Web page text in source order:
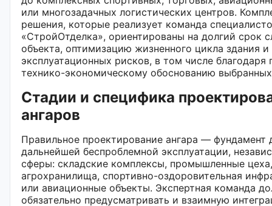
или многозадачных логистических центров.
решения, которые реализует команда
«СтройОтделка», ориентированы на долгий срок
объекта, оптимизацию жизненного цикла здания
эксплуатационных рисков, в том числе благодаря
технико-экономическому обоснованию
Стадии и специфика
ангаров
Правильное проектирование ангара — фундамент
дальнейшей беспроблемной эксплуатации,
сферы: складские комплексы, промышленные цеха,
агрохранилища, спортивно-оздоровительная
или авиационные объекты. Экспертная команда
обязательно предусматривать и взаимную